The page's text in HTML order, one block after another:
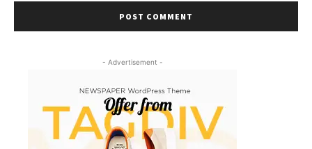
- Advertisement -